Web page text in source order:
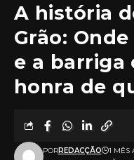
A história
Grão:
e a barriga
honra de
PORREDACÇÃO 1 MÊS